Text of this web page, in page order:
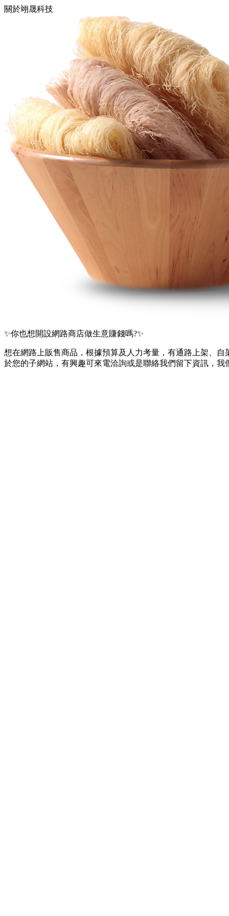
關於翊晟科技
✨你也想開設網路商店做生意賺錢嗎?✨
想在網路上販售商品，根據預算及人力考量，有通路上架、
於您的子網站，有興趣可來電洽詢或是聯絡我們留下資訊，我